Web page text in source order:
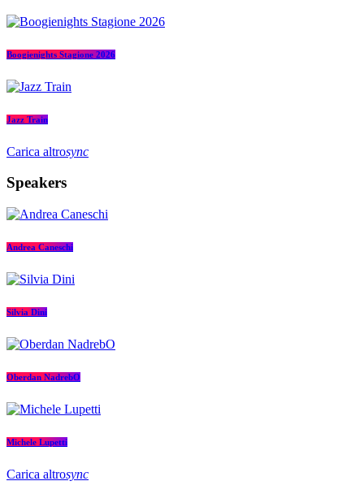
Boogienights Stagione 2026
Jazz Train
Carica altrosync
Speakers
Andrea Caneschi
Silvia Dini
Oberdan NadrebO
Michele Lupetti
Carica altrosync